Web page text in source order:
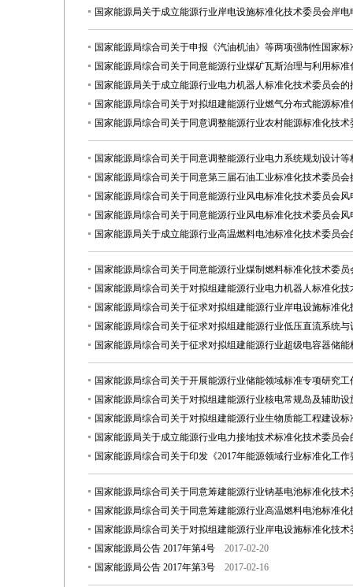
国家能源局关于成立能源行业岸电设施标准化技术委员会岸
国家能源局综合司关于申报《汽油机油》等两项强制性国家
国家能源局综合司关于同意能源行业煤矿瓦斯治理与利用标
国家能源局关于成立能源行业电力机器人标准化技术委员会的
国家能源局综合司关于对拟组建能源行业燃气分布式能源标
国家能源局综合司关于同意调整能源行业农村能源标准化技
国家能源局综合司关于同意调整能源行业电力系统规划设计
国家能源局综合司关于同意第三届石油工业标准化技术委员会
国家能源局综合司关于同意能源行业风电标准化技术委员会
国家能源局综合司关于同意能源行业风电标准化技术委员会
国家能源局关于成立能源行业高温燃料电池标准化技术委员会
国家能源局综合司关于同意能源行业煤制燃料标准化技术委
国家能源局综合司关于对拟组建能源行业电力机器人标准化
国家能源局综合司关于征求对拟组建能源行业岸电设施标准
国家能源局综合司关于征求对拟组建能源行业低压直流系统
国家能源局综合司关于征求对拟组建能源行业超级电容器储
国家能源局综合司关于开展能源行业储能领域标准专项研究工
国家能源局综合司关于对拟组建能源行业核电常规岛及辅助
国家能源局综合司关于对拟组建能源行业生物质能工程建设
国家能源局关于成立能源行业电力接地技术标准化技术委员会
国家能源局综合司关于印发《2017年能源领域行业标准化工
国家能源局综合司关于同意筹建能源行业钠基电池标准化技术
国家能源局综合司关于同意筹建能源行业高温燃料电池标准
国家能源局综合司关于对拟组建能源行业岸电设施标准化技
国家能源局公告 2017年第4号
2017-02-20
国家能源局公告 2017年第3号
2017-02-16